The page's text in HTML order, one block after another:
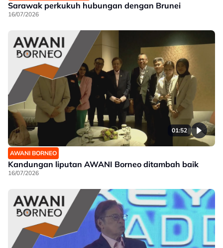
Sarawak perkukuh hubungan dengan Brunei
16/07/2026
01:52
AWANI BORNEO
Kandungan liputan AWANI Borneo ditambah baik
16/07/2026